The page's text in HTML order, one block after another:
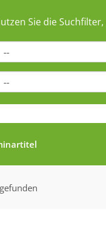
Sie die